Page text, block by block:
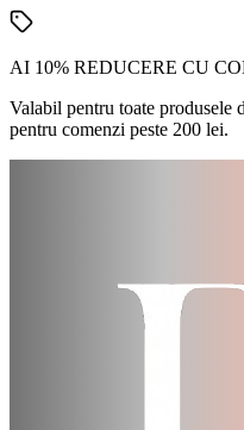
AI 10% REDUCERE CU
Valabil pentru toate produsele
pentru comenzi peste 200 lei.